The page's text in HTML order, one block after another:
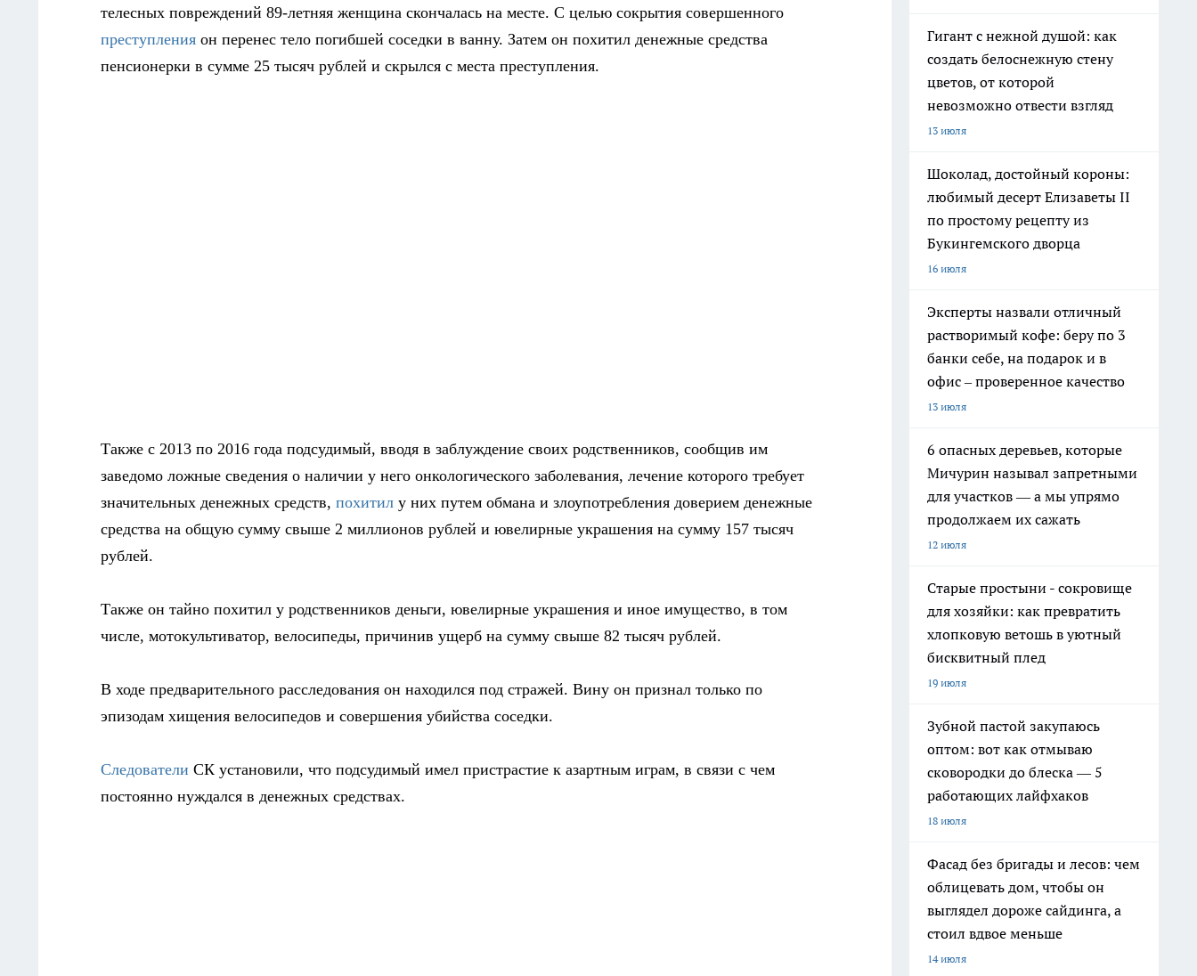
телесных повреждений 89-летняя женщина скончалась на месте. С целью сокрытия совершенного
преступления он перенес тело погибшей соседки в ванну. Затем он похитил денежные средства
пенсионерки в сумме 25 тысяч рублей и скрылся с места преступления.
Также с 2013 по 2016 года подсудимый, вводя в заблуждение своих родственников, сообщив им
заведомо ложные сведения о наличии у него онкологического заболевания, лечение которого требует
значительных денежных средств, похитил у них путем обмана и злоупотребления доверием денежные
средства на общую сумму свыше 2 миллионов рублей и ювелирные украшения на сумму 157 тысяч
рублей.
Также он тайно похитил у родственников деньги, ювелирные украшения и иное имущество, в том
числе, мотокультиватор, велосипеды, причинив ущерб на сумму свыше 82 тысяч рублей.
В ходе предварительного расследования он находился под стражей. Вину он признал только по
эпизодам хищения велосипедов и совершения убийства соседки.
Следователи СК установили, что подсудимый имел пристрастие к азартным играм, в связи с чем
постоянно нуждался в денежных средствах.
Гигант с нежной душой: как
создать белоснежную стену
цветов, от которой
невозможно отвести взгляд
13 июля
Шоколад, достойный короны:
любимый десерт Елизаветы II
по простому рецепту из
Букингемского дворца
16 июля
Эксперты назвали отличный
растворимый кофе: беру по 3
банки себе, на подарок и в
офис – проверенное качество
13 июля
6 опасных деревьев, которые
Мичурин называл запретными
для участков — а мы упрямо
продолжаем их сажать
12 июля
Старые простыни - сокровище
для хозяйки: как превратить
хлопковую ветошь в уютный
бисквитный плед
19 июля
Зубной пастой закупаюсь
оптом: вот как отмываю
сковородки до блеска — 5
работающих лайфхаков
18 июля
Фасад без бригады и лесов: чем
облицевать дом, чтобы он
выглядел дороже сайдинга, а
стоил вдвое меньше
14 июля